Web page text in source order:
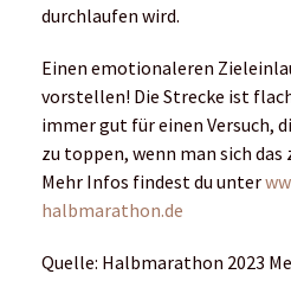
durchlaufen wird.
Einen emotionaleren
vorstellen! Die Strecke ist
immer gut für einen Versuch,
zu toppen, wenn man sich
Mehr Infos findest du unter
halbmarathon.de
Quelle: Halbmarathon 2023